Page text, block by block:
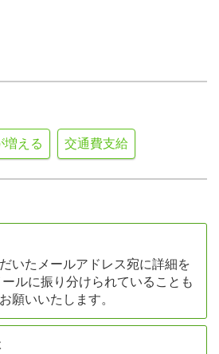
増える 交通費支給
いたメールアドレス宛に詳細を
ルに振り分けられていることも
願いいたします。